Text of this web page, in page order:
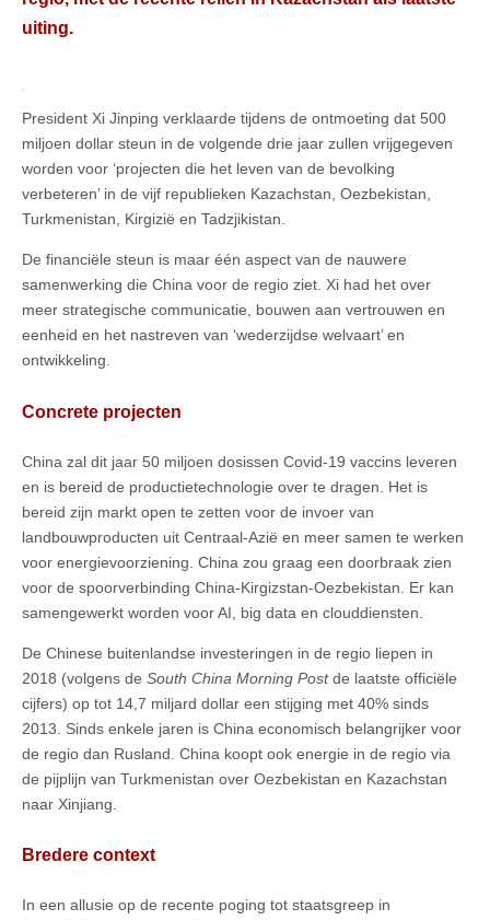
uiting.
President Xi Jinping verklaarde tijdens de ontmoeting dat 500
miljoen dollar steun in de volgende drie jaar zullen vrijgegeven
worden voor ‘projecten die het leven van de bevolking
verbeteren’ in de vijf republieken Kazachstan, Oezbekistan,
Turkmenistan, Kirgizië en Tadzjikistan.
De financiële steun is maar één aspect van de nauwere
samenwerking die China voor de regio ziet. Xi had het over
meer strategische communicatie, bouwen aan vertrouwen en
eenheid en het nastreven van ‘wederzijdse welvaart’ en
ontwikkeling.
Concrete projecten
China zal dit jaar 50 miljoen dosissen Covid-19 vaccins leveren
en is bereid de productietechnologie over te dragen. Het is
bereid zijn markt open te zetten voor de invoer van
landbouwproducten uit Centraal-Azië en meer samen te werken
voor energievoorziening. China zou graag een doorbraak zien
voor de spoorverbinding China-Kirgizstan-Oezbekistan. Er kan
samengewerkt worden voor AI, big data en clouddiensten.
De Chinese buitenlandse investeringen in de regio liepen in
2018 (volgens de South China Morning Postde laatste officiële
cijfers) op tot 14,7 miljard dollar een stijging met 40% sinds
2013. Sinds enkele jaren is China economisch belangrijker voor
de regio dan Rusland. China koopt ook energie in de regio via
de pijplijn van Turkmenistan over Oezbekistan en Kazachstan
naar Xinjiang.
Bredere context
In een allusie op de recente poging tot staatsgreep in